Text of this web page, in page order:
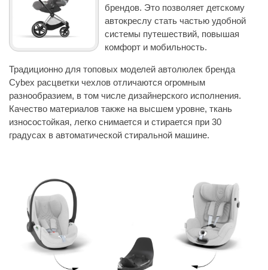
брендов. Это позволяет детскому
автокреслу стать частью удобной
системы путешествий, повышая
комфорт и мобильность.
Традиционно для топовых моделей автолюлек бренда
Cybex расцветки чехлов отличаются огромным
разнообразием, в том числе дизайнерского исполнения.
Качество материалов также на высшем уровне, ткань
износостойкая, легко снимается и стирается при 30
градусах в автоматической стиральной машине.